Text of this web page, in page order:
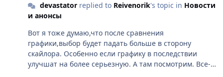
бессмысленно.
devastatorreplied to Reivenorik's topic in Новости
и анонсы
Вот я тоже думаю,что после сравнения
графики,выбор будет падать больше в сторону
скайлора. Особенно если графику в последствии
улучшат на более серьезную. А там посмотрим. Все-